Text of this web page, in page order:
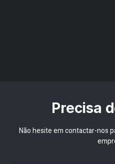
Precisa
Não hesite em contactar-nos